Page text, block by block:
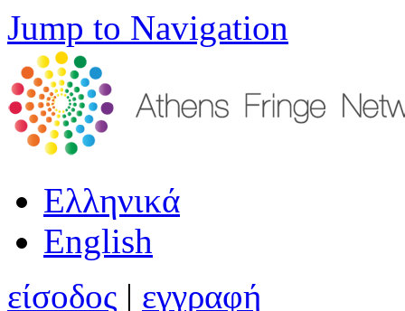
Jump to Navigation
Ελληνικά
English
είσοδος | εγγραφή